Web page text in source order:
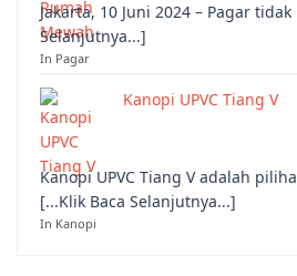
Jakarta, 10 Juni 2024 – Pagar
Selanjutnya...]
In Pagar
Kanopi UPVC Tiang V
Kanopi UPVC Tiang V adalah
[...Klik Baca Selanjutnya...]
In Kanopi